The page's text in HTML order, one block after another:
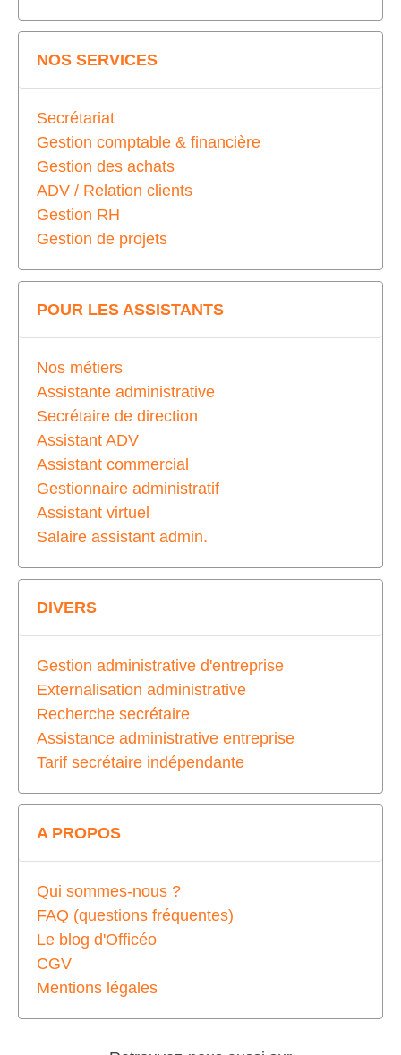
NOS SERVICES
Secrétariat
Gestion comptable & financière
Gestion des achats
ADV / Relation clients
Gestion RH
Gestion de projets
POUR LES ASSISTANTS
Nos métiers
Assistante administrative
Secrétaire de direction
Assistant ADV
Assistant commercial
Gestionnaire administratif
Assistant virtuel
Salaire assistant admin.
DIVERS
Gestion administrative d'entreprise
Externalisation administrative
Recherche secrétaire
Assistance administrative entreprise
Tarif secrétaire indépendante
A PROPOS
Qui sommes-nous ?
FAQ (questions fréquentes)
Le blog d'Officéo
CGV
Mentions légales